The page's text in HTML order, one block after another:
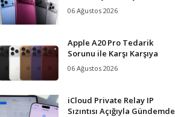
06 Ağustos 2026
Apple A20 Pro Tedarik
Sorunu ile Karşı Karşıya
06 Ağustos 2026
iCloud Private Relay IP
Sızıntısı Açığıyla Gündemde